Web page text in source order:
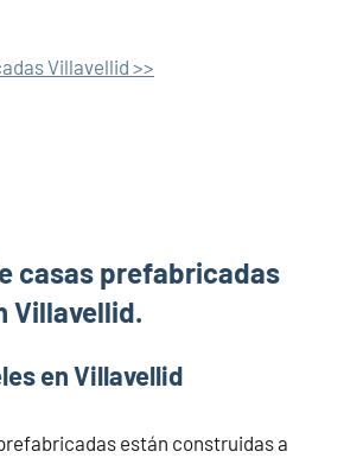
Villavellid >>
casas prefabricadas
Villavellid.
en Villavellid
están construidas a